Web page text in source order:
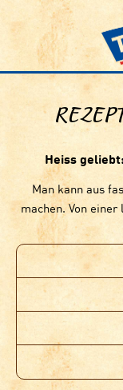
Heiss
Man kann aus
machen. Von
zur warmen
Brotscheiben, mit
dies eine